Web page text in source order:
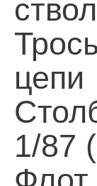
цепи
1/87